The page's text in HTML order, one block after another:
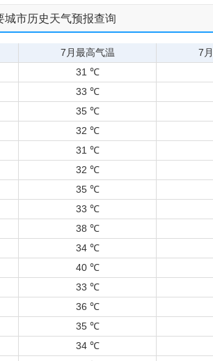
城市历史天气预报查询
7月最高气温
7
31 ℃
33 ℃
35 ℃
32 ℃
31 ℃
32 ℃
35 ℃
33 ℃
38 ℃
34 ℃
40 ℃
33 ℃
36 ℃
35 ℃
34 ℃